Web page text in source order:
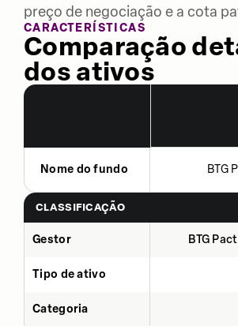
preço de negociação e a cota
CARACTERÍSTICAS
Comparação
dos ativos
Nome do fundo BTG
CLASSIFICAÇÃO
Gestor BTG
Tipo de ativo
Categoria